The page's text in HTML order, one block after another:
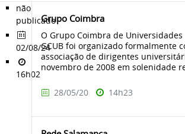
não
publicado
02/08/24
16h02
Grupo Coimbra
O Grupo Coimbra de
GCUB foi organizado formalmente
associação de dirigentes
novembro de 2008 em solenidade
28/05/20 14h23